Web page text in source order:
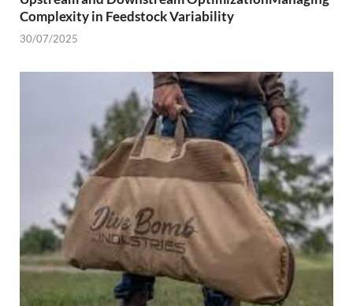
Complexity in Feedstock Variability
30/07/2025